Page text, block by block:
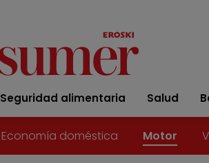
Seguridad alimentaria Salud
Economía doméstica Motor